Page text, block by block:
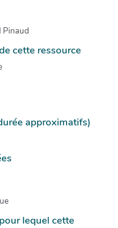
Pinaud
cette ressource
approximatifs)
lequel cette